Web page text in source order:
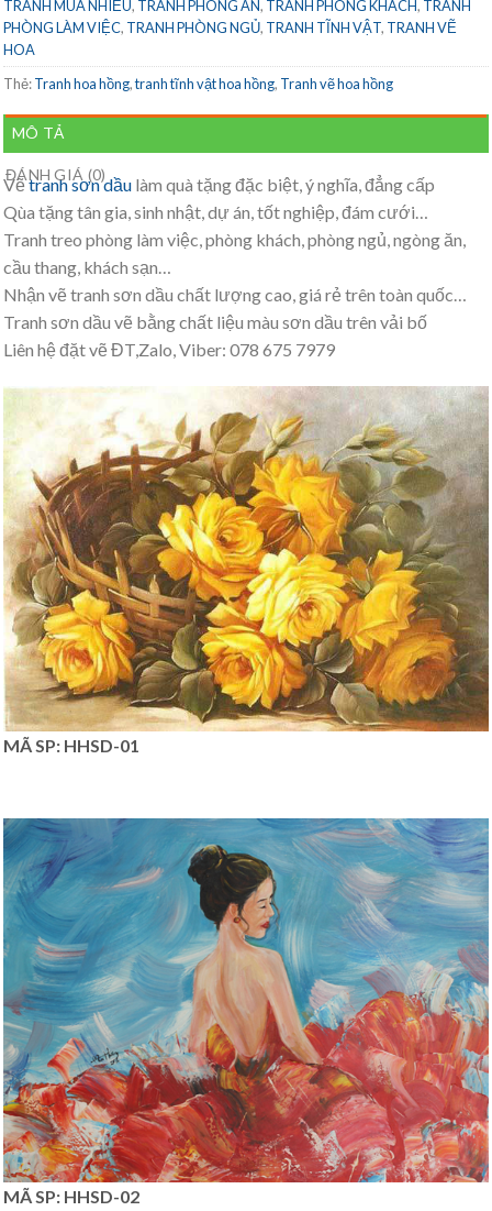
TRANH MUA NHIỀU, TRANH PHÒNG ĂN, TRANH PHÒNG KHÁCH, TRANH
PHÒNG LÀM VIỆC, TRANH PHÒNG NGỦ, TRANH TĨNH VẬT, TRANH VẼ
HOA
Thẻ:Tranh hoa hồng,tranh tĩnh vật hoa hồng, Tranh vẽ hoa hồng
MÔ TẢ
ĐÁNH GIÁ (0)
Vẽtranh sơn dầu làm quà tặng đặc biệt, ý nghĩa, đẳng cấp
Qùa tặng tân gia, sinh nhật, dự án, tốt nghiệp, đám cưới…
Tranh treo phòng làm việc, phòng khách, phòng ngủ, ngòng ăn,
cầu thang, khách sạn…
Nhận vẽ tranh sơn dầu chất lượng cao, giá rẻ trên toàn quốc…
Tranh sơn dầu vẽ bằng chất liệu màu sơn dầu trên vải bố
Liên hệ đặt vẽ ĐT,Zalo, Viber: 078 675 7979
MÃ SP: HHSD-01
MÃ SP: HHSD-02